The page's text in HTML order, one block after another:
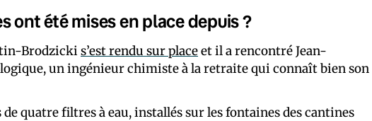
ont été mises en place depuis ?
Brodzicki s’est rendu sur placeet il a rencontré Jean-
un ingénieur chimiste à la retraite qui connaît bien son
quatre filtres à eau, installés sur les fontaines des cantines